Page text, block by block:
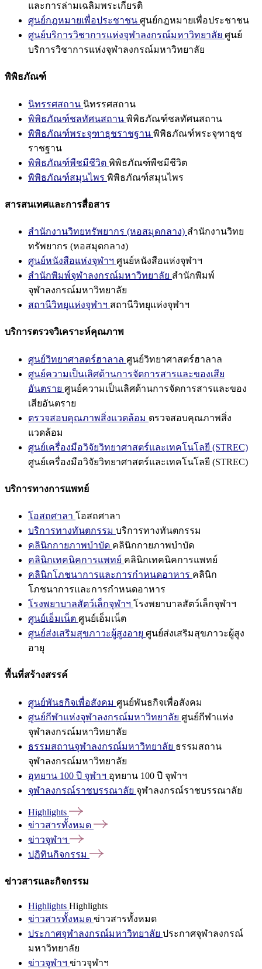
และการล่ามเฉลิมพระเกียรติ
ศูนย์กฎหมายเพื่อประชาชน ศูนย์กฎหมายเพื่อประชาชน
ศูนย์บริการวิชาการแห่งจุฬาลงกรณ์มหาวิทยาลัย ศูนย์
บริการวิชาการแห่งจุฬาลงกรณ์มหาวิทยาลัย
พิพิธภัณฑ์
นิทรรศสถาน นิทรรศสถาน
พิพิธภัณฑ์ชลทัศนสถาน พิพิธภัณฑ์ชลทัศนสถาน
พิพิธภัณฑ์พระจุฑาธุชราชฐาน พิพิธภัณฑ์พระจุฑาธุช
ราชฐาน
พิพิธภัณฑ์พืชมีชีวิต พิพิธภัณฑ์พืชมีชีวิต
พิพิธภัณฑ์สมุนไพร พิพิธภัณฑ์สมุนไพร
สารสนเทศและการสื่อสาร
สำนักงานวิทยทรัพยากร (หอสมุดกลาง) สำนักงานวิทย
ทรัพยากร (หอสมุดกลาง)
ศูนย์หนังสือแห่งจุฬาฯ ศูนย์หนังสือแห่งจุฬาฯ
สำนักพิมพ์จุฬาลงกรณ์มหาวิทยาลัย สำนักพิมพ์
จุฬาลงกรณ์มหาวิทยาลัย
สถานีวิทยุแห่งจุฬาฯ สถานีวิทยุแห่งจุฬาฯ
บริการตรวจวิเคราะห์คุณภาพ
ศูนย์วิทยาศาสตร์ฮาลาล ศูนย์วิทยาศาสตร์ฮาลาล
ศูนย์ความเป็นเลิศด้านการจัดการสารและของเสีย
อันตราย ศูนย์ความเป็นเลิศด้านการจัดการสารและของ
เสียอันตราย
ตรวจสอบคุณภาพสิ่งแวดล้อม ตรวจสอบคุณภาพสิ่ง
แวดล้อม
ศูนย์เครื่องมือวิจัยวิทยาศาสตร์และเทคโนโลยี (STREC)
ศูนย์เครื่องมือวิจัยวิทยาศาสตร์และเทคโนโลยี (STREC)
บริการทางการแพทย์
โอสถศาลา โอสถศาลา
บริการทางทันตกรรม บริการทางทันตกรรม
คลินิกกายภาพบำบัด คลินิกกายภาพบำบัด
คลินิกเทคนิคการแพทย์ คลินิกเทคนิคการแพทย์
คลินิกโภชนาการและการกำหนดอาหาร คลินิก
โภชนาการและการกำหนดอาหาร
โรงพยาบาลสัตว์เล็กจุฬาฯ โรงพยาบาลสัตว์เล็กจุฬาฯ
ศูนย์เอ็มเน็ต ศูนย์เอ็มเน็ต
ศูนย์ส่งเสริมสุขภาวะผู้สูงอายุ ศูนย์ส่งเสริมสุขภาวะผู้สูง
อายุ
พื้นที่สร้างสรรค์
ศูนย์พันธกิจเพื่อสังคม ศูนย์พันธกิจเพื่อสังคม
ศูนย์กีฬาแห่งจุฬาลงกรณ์มหาวิทยาลัย ศูนย์กีฬาแห่ง
จุฬาลงกรณ์มหาวิทยาลัย
ธรรมสถานจุฬาลงกรณ์มหาวิทยาลัย ธรรมสถาน
จุฬาลงกรณ์มหาวิทยาลัย
อุทยาน 100 ปี จุฬาฯ อุทยาน 100 ปี จุฬาฯ
จุฬาลงกรณ์ราชบรรณาลัย จุฬาลงกรณ์ราชบรรณาลัย
Highlights
ข่าวสารทั้งหมด
ข่าวจุฬาฯ
ปฏิทินกิจกรรม
ข่าวสารและกิจกรรม
Highlights Highlights
ข่าวสารทั้งหมด ข่าวสารทั้งหมด
ประกาศจุฬาลงกรณ์มหาวิทยาลัย ประกาศจุฬาลงกรณ์
มหาวิทยาลัย
ข่าวจุฬาฯ ข่าวจุฬาฯ